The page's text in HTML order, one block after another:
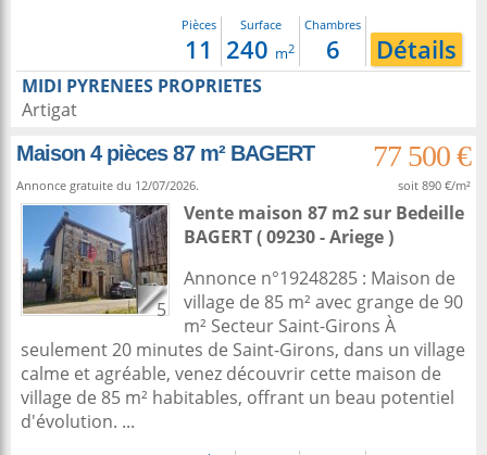
Pièces
11
Surface
240 m2
Chambres
6 Détails
MIDI PYRENEES PROPRIETES
Artigat
Maison 4 pièces 87 m² BAGERT
77 500 €
Annonce gratuite du 12/07/2026. soit 890 €/m²
5
Vente maison 87 m2sur Bedeille
BAGERT ( 09230 - Ariege )
Annonce n°19248285 : Maison de
village de 85 m² avec grange de 90
m² Secteur Saint-Girons À
seulement 20 minutes de Saint-Girons, dans un village
calme et agréable, venez découvrir cette maison de
village de 85 m² habitables, offrant un beau potentiel
d'évolution. ...